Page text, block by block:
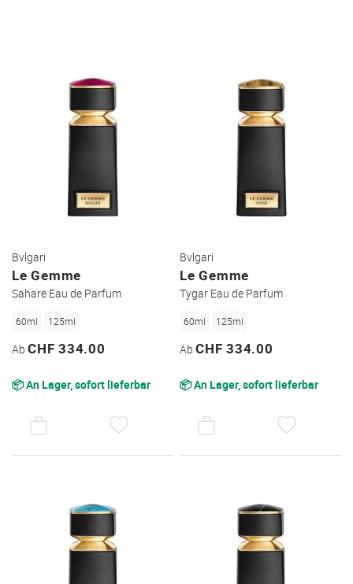
Bvlgari
Le Gemme
Sahare Eau de Parfum
60ml 125ml
Ab CHF 334.00
📦 An Lager, sofort lieferbar
Bvlgari
Le Gemme
Tygar Eau de Parfum
60ml 125ml
AbCHF 334.00
📦 An Lager, sofort lieferbar